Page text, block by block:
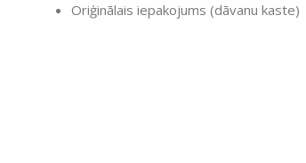
Oriģinālais iepakojums (dāvanu kaste)